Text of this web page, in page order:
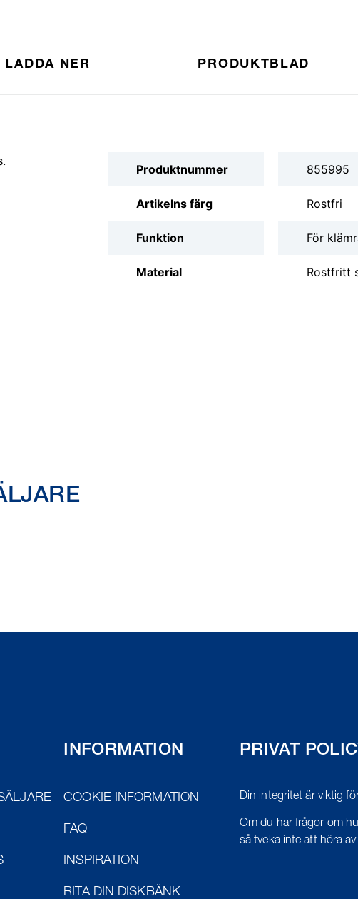
LADDA NER PRODUKTBLAD
Produktnummer 855995
Artikelns färg Rostfri
Funktion För
Material Rostfritt
INFORMATION
COOKIE INFORMATION
FAQ
INSPIRATION
RITA DIN DISKBÄNK
PRIVAT
Din integritet är viktig
Om du har frågor om
så tveka inte att höra